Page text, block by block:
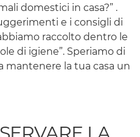
domestici in casa?” .
e i consigli di
raccolto dentro le
di igiene”. Speriamo di
mantenere la tua casa un